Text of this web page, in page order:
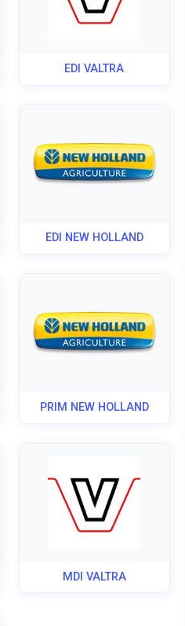
EDI VALTRA
EDI NEW HOLLAND
PRIM NEW HOLLAND
MDI VALTRA